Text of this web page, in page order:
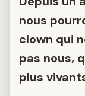
nous
clown qui
pas nous,
plus